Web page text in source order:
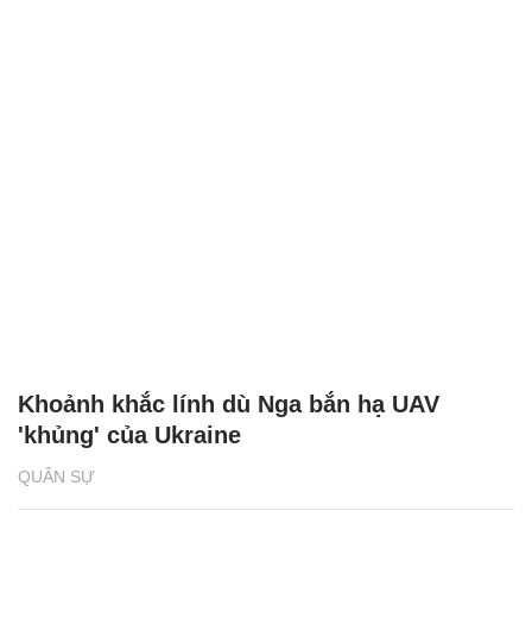
QUÂN SỰ
Khoảnh khắc lính dù Nga bắn hạ UAV
'khủng' của Ukraine